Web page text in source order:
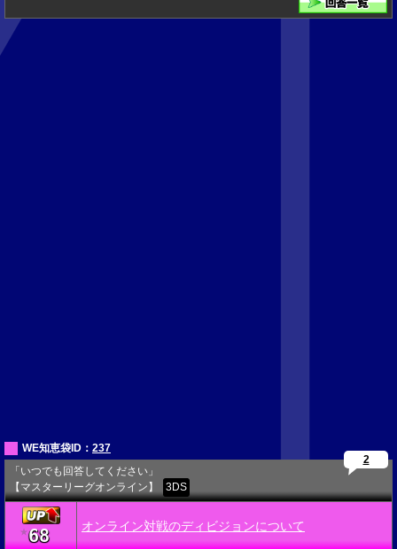
WE知恵袋ID： 237
「いつでも回答してください」
【マスターリーグオンライン】
3DS
2
★68 オンライン対戦のディビジョンについて